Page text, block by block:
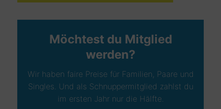
Möchtest du Mitglied
werden?
Wir haben faire Preise für Familien, Paare und
Singles. Und als Schnuppermitglied zahlst du
im ersten Jahr nur die Hälfte.